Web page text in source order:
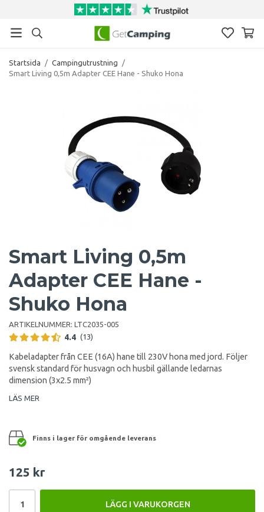
Startsida / Campingutrustning
/
Smart Living 0,5m Adapter CEE Hane - Shuko Hona
Smart Living 0,5m
Adapter CEE Hane -
Shuko Hona
ARTIKELNUMMER: LTC2035-005
4.4 (13)
Kabeladapter från CEE (16A) hane till 230V hona med jord. Följer
svensk standard för husvagn och husbil gällande ledarnas
dimension (3x2.5 mm²)
LÄS MER
Finns i lager för omgående leverans
125 kr
LÄGG I VARUKORGEN